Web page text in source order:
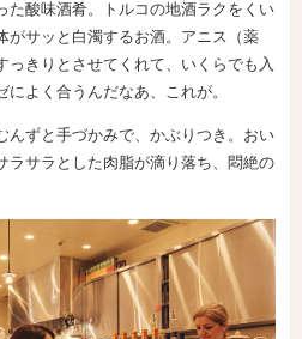
た酸味酒肴。トルコの地酒ラクをくい
がサッと白濁するお酒。アニス（薬
っきりとさせてくれて、いくらでも入
よく合うんだなあ、これが。
んずと手づかみで、かぶりつき。おい
サラとした肉脂が滴り落ち、悶絶の